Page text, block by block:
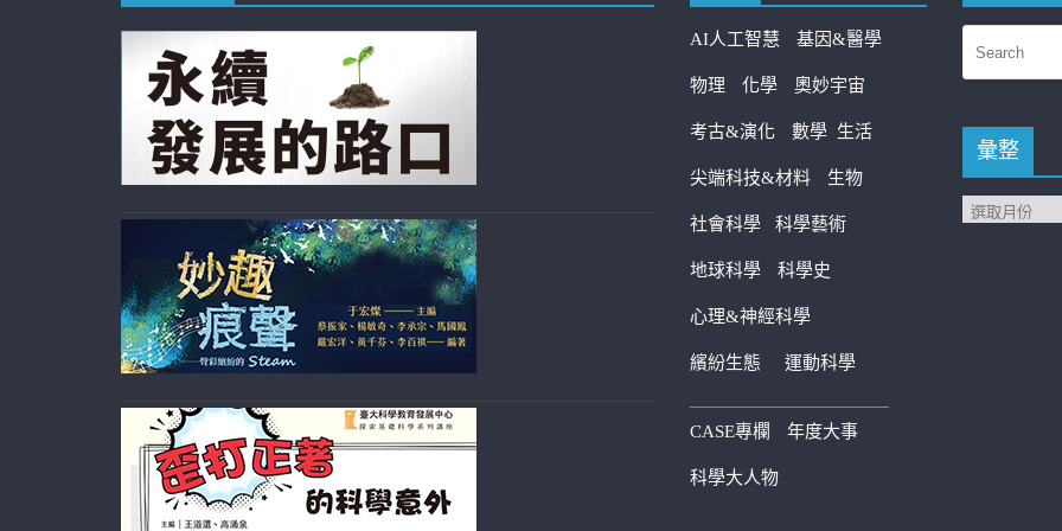
AI人工智慧 基因&醫學
物理 化學 奧妙宇宙
考古&演化 數學 生活
尖端科技&材料 生物
社會科學 科學藝術
地球科學 科學史
心理&神經科學
繽紛生態 運動科學
————————————
CASE專欄 年度大事
科學大人物
彙整